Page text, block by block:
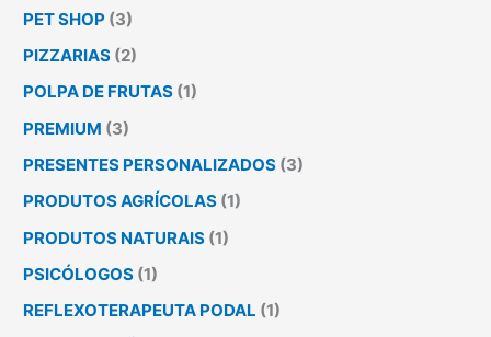
PET SHOP (3)
PIZZARIAS (2)
POLPA DE FRUTAS (1)
PREMIUM (3)
PRESENTES PERSONALIZADOS (3)
PRODUTOS AGRÍCOLAS (1)
PRODUTOS NATURAIS (1)
PSICÓLOGOS (1)
REFLEXOTERAPEUTA PODAL (1)